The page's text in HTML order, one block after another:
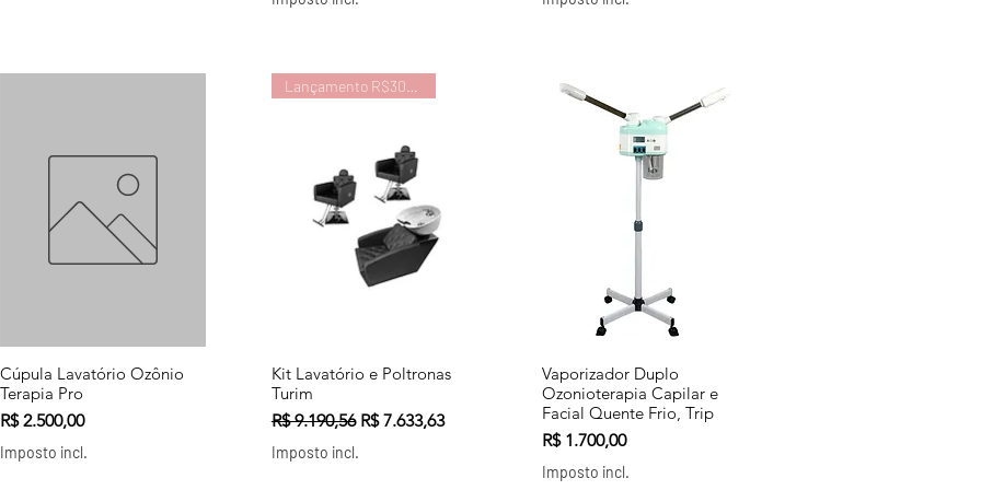
Visualização rápida
Cúpula Lavatório Ozônio
Terapia Pro
Preço
R$ 2.500,00
Imposto incl.
Visualização rápida
Kit Lavatório e Poltronas
Turim
Preço normal
R$ 9.190,56 Preço promocional
R$ 7.633,63
Imposto incl.
Visualização rápida
Vaporizador Duplo
Ozonioterapia Capilar e
Facial Quente Frio, Trip
Preço
R$ 1.700,00
Imposto incl.